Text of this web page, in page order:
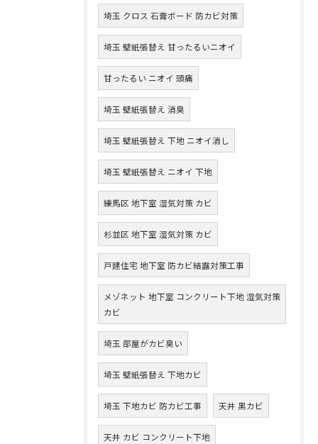
埼玉 クロス 石膏ボード 防カビ対策
埼玉 壁紙張替え 甘ったるいニオイ
甘ったるい ニオイ 頭痛
埼玉 壁紙張替え 消臭
埼玉 壁紙張替え 下地 ニオイ消し
埼玉 壁紙張替え ニオイ 下地
練馬区 地下室 湿気対策 カビ
杉並区 地下室 湿気対策 カビ
戸建住宅 地下室 防カビ結露対策工事
メゾネット 地下室 コンクリート下地 湿気対策
カビ
埼玉 部屋がカビ臭い
埼玉 壁紙張替え 下地カビ
埼玉 下地カビ 防カビ工事 天井 黒カビ
天井 カビ コンクリート下地